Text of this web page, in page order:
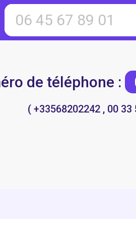
de téléphone :
( +33568202242 , 00 33